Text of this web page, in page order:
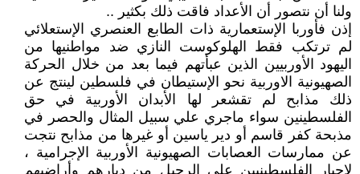
ولنا أن نتصور أن الأعداد فاقت ذلك بكثير ..
إذن فأوربا الإستعمارية ذات الطابع العنصري الإستعلائي
لم ترتكب فقط الهلوكوست النازي ضد مواطنيها من
اليهود الأوربيين الذين عبأتهم فيما بعد من خلال الحركة
الصهيونية الاوربية نحو الإستيطان في فلسطين لينتج عن
ذلك مذابح لم تقشعر لها الأبدان الأوربية في حق
الفلسطينين سواء ماجري علي سبيل المثال والحصر في
مذبحة كفر قاسم أو دير ياسين أو غيرها من مذابح نتجت
عن ممارسات العصابات الصهيونية الأوربية الإجرامية ،
لإجبار الفلسطينيين علي الرحيل من ديارهم وأراضيهم